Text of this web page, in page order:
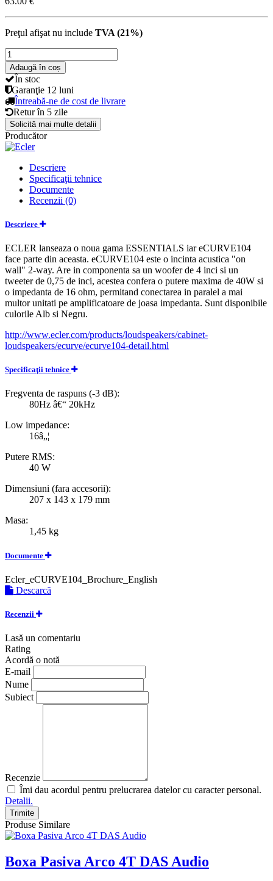
Preţul afişat nu include TVA (21%)
Adaugă în coș
În stoc
Garanţie 12 luni
Întreabă-ne de cost de livrare
Retur în 5 zile
Solicită mai multe detalii
Producător
Descriere
Specificaţii tehnice
Documente
Recenzii (0)
Descriere
ECLER lanseaza o noua gama ESSENTIALS iar eCURVE104
face parte din aceasta. eCURVE104 este o incinta acustica "on
wall" 2-way. Are in componenta sa un woofer de 4 inci si un
tweeter de 0,75 de inci, acestea confera o putere maxima de 40W si
o impedanta de 16 ohm, permitand conectarea in paralel a mai
multor unitati pe amplificatoare de joasa impedanta. Sunt disponibile
culorile Alb si Negru.
http://www.ecler.com/products/loudspeakers/cabinet-
loudspeakers/ecurve/ecurve104-detail.html
Specificaţii tehnice
Fregventa de raspuns (-3 dB):
80Hz â€“ 20kHz
Low impedance:
16â„¦
Putere RMS:
40 W
Dimensiuni (fara accesorii):
207 x 143 x 179 mm
Masa:
1,45 kg
Documente
Ecler_eCURVE104_Brochure_English
Descarcă
Recenzii
Lasă un comentariu
Rating
Acordă o notă
E-mail
Nume
Subiect
Recenzie
Îmi dau acordul pentru prelucrarea datelor cu caracter personal.
Detalii.
Trimite
Produse Similare
Boxa Pasiva Arco 4T DAS Audio